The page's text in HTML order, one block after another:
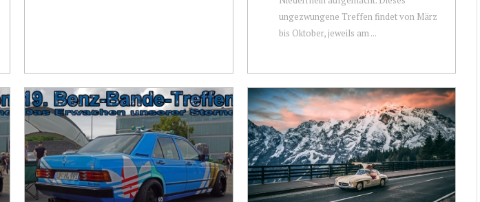
ungezwungene Treffen findet von März
bis Oktober, jeweils am ...